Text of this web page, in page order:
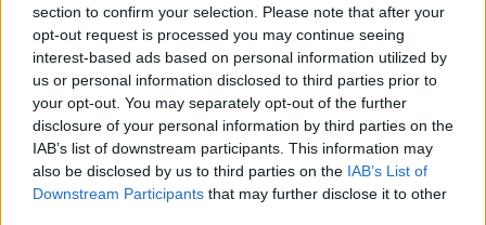
section to confirm your selection. Please note that after your
opt-out request is processed you may continue seeing
interest-based ads based on personal information utilized by
us or personal information disclosed to third parties prior to
your opt-out. You may separately opt-out of the further
disclosure of your personal information by third parties on the
IAB’s list of downstream participants. This information may
also be disclosed by us to third parties on the IAB’s List of
Downstream Participants that may further disclose it to other
Η μέθοδος που χρησιμοποιούσαν ήταν εξαιρετικά
πειστική και οργανωμένη. Αυτός που
τηλεφωνούσε, με επίμονη καθοδήγηση, πίεζε τα
θύματα να συγκεντρώσουν μετρητά, κοσμήματα
και προσωπικά έγγραφα,τα οποία στη συνέχεια
παραδίδονταν είτε έξω από τα σπίτια τους είτε
μέσω μπαλκονιών, για να τα παραλάβουν οι